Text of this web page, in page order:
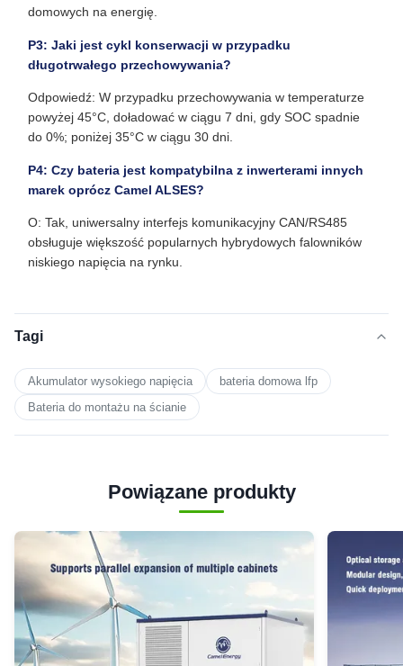
domowych na energię.
P3: Jaki jest cykl konserwacji w przypadku
długotrwałego przechowywania?
Odpowiedź: W przypadku przechowywania w temperaturze
powyżej 45°C, doładować w ciągu 7 dni, gdy SOC spadnie
do 0%; poniżej 35°C w ciągu 30 dni.
P4: Czy bateria jest kompatybilna z inwerterami innych
marek oprócz Camel ALSES?
O: Tak, uniwersalny interfejs komunikacyjny CAN/RS485
obsługuje większość popularnych hybrydowych falowników
niskiego napięcia na rynku.
Tagi
Akumulator wysokiego napięcia
bateria domowa lfp
Bateria do montażu na ścianie
Powiązane produkty